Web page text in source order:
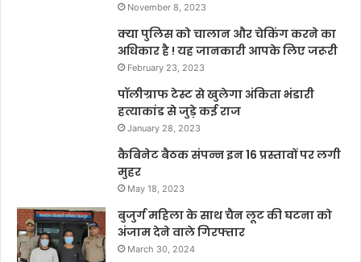
November 8, 2023
क्या पुलिस को चालान और चेकिंग करने का
अधिकार है ! यह जानकारी आपके लिए जरूरी
February 23, 2023
पॉलीग्राफ टेस्ट से खुलेगा अंकिता भंडारी
हत्याकांड से जुड़े कई राज
January 28, 2023
कैबिनेट बैठक संपन्न इन 16 प्रस्तावों पर लगी
मुहर
May 18, 2023
बुजुर्ग महिला के साथ चैन लूट की घटना को
अंजाम देने वाले गिरफ्तार
March 30, 2024